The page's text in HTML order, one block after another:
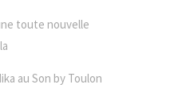
toute nouvelle
au Son by Toulon